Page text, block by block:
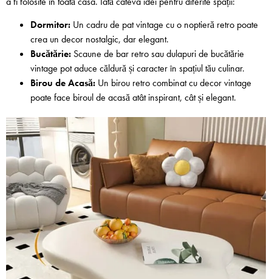
Dormitor: Un cadru de pat vintage cu o noptieră retro poate
crea un decor nostalgic, dar elegant.
Bucătărie: Scaune de bar retro sau dulapuri de bucătărie
vintage pot aduce căldură și caracter în spațiul tău culinar.
Birou de Acasă: Un birou retro combinat cu decor vintage
poate face biroul de acasă atât inspirant, cât și elegant.